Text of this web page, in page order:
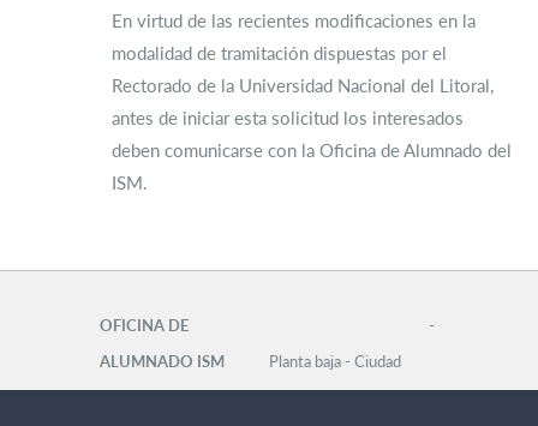
En virtud de las recientes modificaciones en la
modalidad de tramitación dispuestas por el
Rectorado de la Universidad Nacional del Litoral,
antes de iniciar esta solicitud los interesados
deben comunicarse con la Oficina de Alumnado del
ISM.
OFICINA DE
ALUMNADO ISM
-
Planta baja - Ciudad